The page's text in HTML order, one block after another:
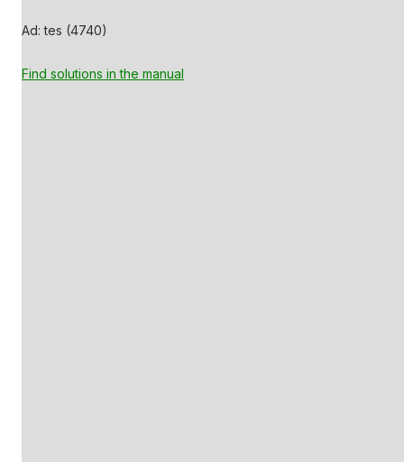
Ad: tes (4740)
Find solutions in the manual